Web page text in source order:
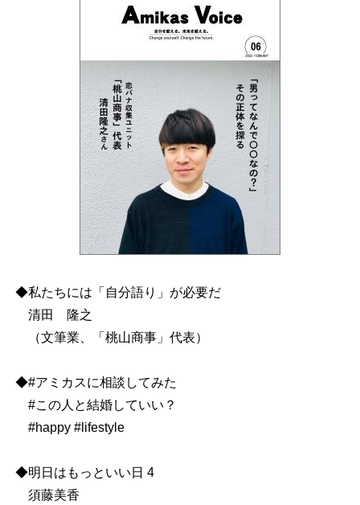
◆私たちには「自分語り」が必要だ
清田 隆之
（文筆業、「桃山商事」代表）
◆#アミカスに相談してみた
#この人と結婚していい？
#happy #lifestyle
◆明日はもっといい日 4
須藤美香